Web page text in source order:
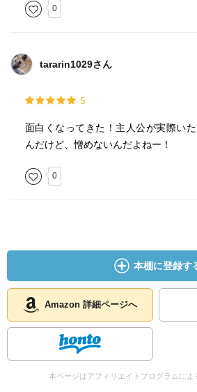
0
tararin1029さん
5
面白くなってきた！主人公が実際い
んだけど、憎めないんだよねー！
0
本棚に登録す
Amazon 詳細ページへ
本ページはアフィリエイトプログラムによ